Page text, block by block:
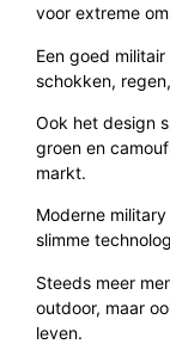
voor extreme
Een goed
schokken,
Ook het design
groen en
markt.
Moderne
slimme
Steeds meer
outdoor, maar
leven.